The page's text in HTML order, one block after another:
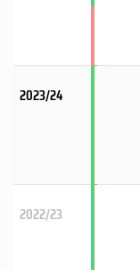
2023/24
2022/23